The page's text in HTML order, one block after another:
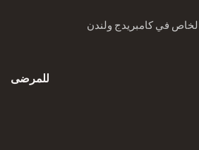
في كامبريدج ولندن
للمرضى